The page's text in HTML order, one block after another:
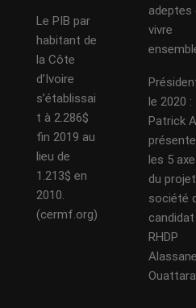
Le PIB par
habitant de
la Côte
d’Ivoire
s’établissai
t à 2.286$
fin 2019 au
lieu de
1.213$ en
2010.
(cermf.org)
adeptes
vivre
le 2020 :
Patrick
présente
les 5
du
société
candidat
RHDP
Alassane